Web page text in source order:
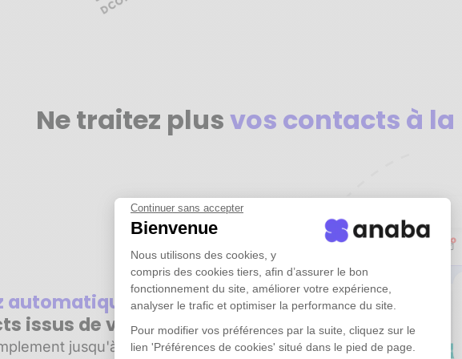
Continuer sans accepter
Bienvenue
Nous utilisons des cookies, y
compris des cookies tiers, afin d’assurer le bon
fonctionnement du site, améliorer votre expérience,
analyser le trafic et optimiser la performance du site.
Pour modifier vos préférences par la suite, cliquez sur le
lien 'Préférences de cookies' situé dans le pied de page.
Ne traitez plusvos contacts à
automatiquementtous
issus de vos emails
jusqu'à plusieurs années